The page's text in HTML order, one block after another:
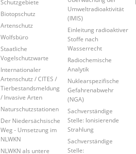
Schutzgebiete
Biotopschutz
Artenschutz
Wolfsbüro
Staatliche
Vogelschutzwarte
Internationaler
Artenschutz / CITES /
Tierbestandsmeldung
/ Invasive Arten
Naturschutzstationen
Der Niedersächsische
Weg - Umsetzung im
NLWKN
NLWKN als untere
Umweltradioaktivität
(IMIS)
Einleitung radioaktiver
Stoffe nach
Wasserrecht
Radiochemische
Analytik
Nuklearspezifische
Gefahrenabwehr
(NGA)
Sachverständige
Stelle: Ionisierende
Strahlung
Sachverständige
Stelle: